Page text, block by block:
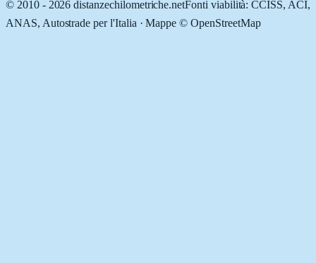
© 2010 - 2026 distanzechilometriche.netFonti viabilità: CCISS, ACI,
ANAS, Autostrade per l'Italia · Mappe © OpenStreetMap